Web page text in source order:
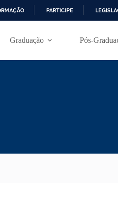
PARTICIPE
Graduação Pós-